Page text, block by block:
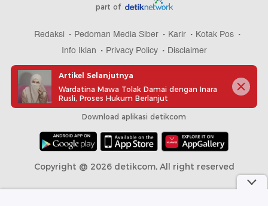
part of
Redaksi Pedoman Media Siber Karir
Kotak Pos
Info Iklan
Privacy Policy Disclaimer
Download aplikasi detikcom
Copyright @ 2026 detikcom, All right reserved
Artikel Selanjutnya
Wardatina Mawa Tolak Damai dengan Inara
Rusli, Proses Hukum Berlanjut